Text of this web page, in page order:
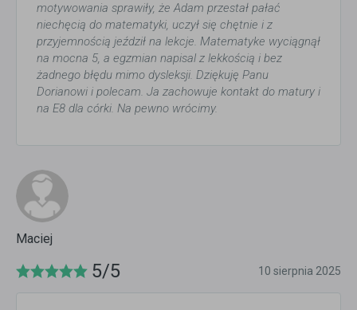
motywowania sprawiły, że Adam przestał pałać
niechęcią do matematyki, uczył się chętnie i z
przyjemnością jeździł na lekcje. Matematyke wyciągnął
na mocna 5, a egzmian napisal z lekkością i bez
żadnego błędu mimo dysleksji. Dziękuję Panu
Dorianowi i polecam. Ja zachowuje kontakt do matury i
na E8 dla córki. Na pewno wrócimy.
Maciej
5/5 10 sierpnia 2025